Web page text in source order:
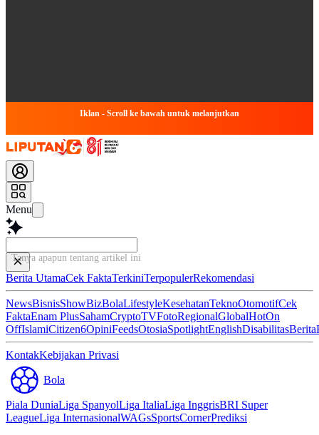
Iklan - Scroll ke bawah untuk melanjutkan
Menu
Tanya apapun tentang artikel
Berita UtamaCek FaktaTerkiniTerpopulerRekomendasi
NewsBisnisShowBizBolaLifestyleKesehatanTeknoOtomotifCek
FaktaEnam PlusSahamCryptoTVFotoRegionalGlobalHotOn
OffIslamiCitizen6OpiniFeedsOtosiaSpotlightEnglishDisabilitasBerita
KontakKebijakan Privasi
Bola
Piala DuniaLiga SpanyolLiga ItaliaLiga InggrisBRI Super
LeagueLiga InternasionalWAGsSportsCornerPrediksi